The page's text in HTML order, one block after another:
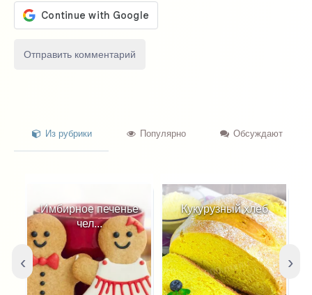
Из рубрики Популярно Обсуждают
Кукурузный хлеб
Фаршированные
кабачк...
‹ ›